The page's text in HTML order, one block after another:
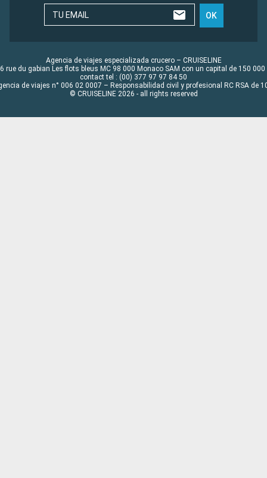
TU EMAIL OK
Agencia de viajes especializada crucero – CRUISELINE
rue du gabian Les flots bleus MC 98 000 Monaco SAM con un capital de 150 000
contact tel : (00) 377 97 97 84 50
de viajes n° 006 02 0007 – Responsabilidad civil y profesional RC RSA de
© CRUISELINE 2026 - all rights reserved